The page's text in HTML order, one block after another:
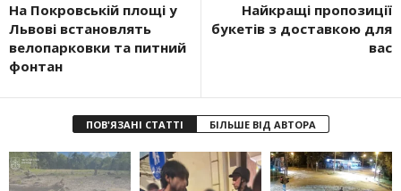
На Покровській площі у
Львові встановлять
велопарковки та питний
фонтан
Найкращі пропозиції
букетів з доставкою для
вас
ПОВ'ЯЗАНІ СТАТТІ БІЛЬШЕ ВІД АВТОРА